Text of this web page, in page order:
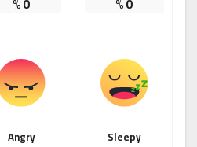
Sleepy
Angry